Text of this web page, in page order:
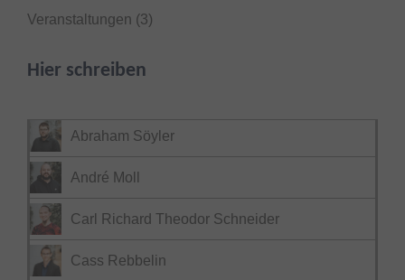
Veranstaltungen (3)
Hier schreiben
Abraham Söyler
André Moll
Carl Richard Theodor Schneider
Cass Rebbelin